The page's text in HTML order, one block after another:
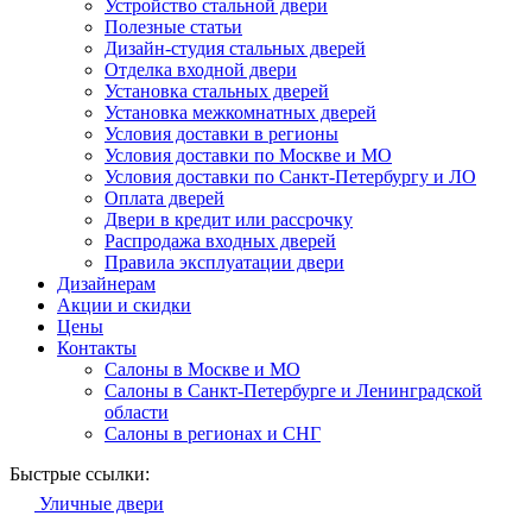
Устройство стальной двери
Полезные статьи
Дизайн-студия стальных дверей
Отделка входной двери
Установка стальных дверей
Установка межкомнатных дверей
Условия доставки в регионы
Условия доставки по Москве и МО
Условия доставки по Санкт-Петербургу и ЛО
Оплата дверей
Двери в кредит или рассрочку
Распродажа входных дверей
Правила эксплуатации двери
Дизайнерам
Акции и скидки
Цены
Контакты
Салоны в Москве и МО
Салоны в Санкт-Петербурге и Ленинградской
области
Салоны в регионах и СНГ
Быстрые ссылки:
Уличные двери